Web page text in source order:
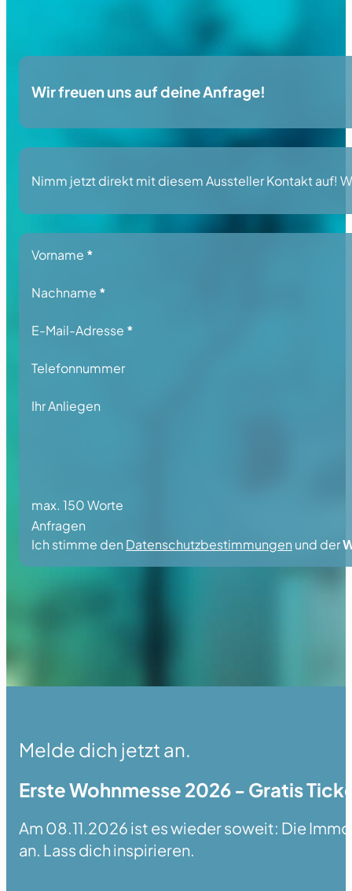
Wir freuen uns auf deine Anfrage!
Nimm jetzt direkt mit diesem Aussteller Kontakt auf!
Section
Vorname *
Nachname *
E-Mail-Adresse *
Telefonnummer
Ihr Anliegen
max. 150 Worte
Anfragen
Ich stimme den Datenschutzbestimmungen und der
Melde dich jetzt an.
Erste Wohnmesse 2026 - Gratis
Am 08.11.2026 ist es wieder soweit: Die
an. Lass dich inspirieren.